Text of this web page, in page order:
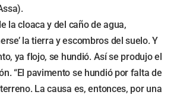
la cloaca y del caño de agua,
la tierra y escombros del suelo. Y
ya flojo, se hundió. Así se produjo el
“El pavimento se hundió por falta de
La causa es, entonces, por una